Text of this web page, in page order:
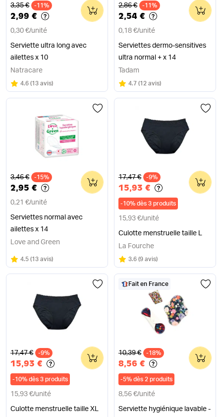
Ancien prix
3,35 € -11%
2,99 €
0,30 €/unité
Serviette ultra long avec
ailettes x 10
0
Natracare
Note
4.6 sur 5
(13 avis)
Ancien prix
2,86 € -11%
2,54 €
0,18 €/unité
Serviettes dermo-sensitives
ultra normal + x 14
0
Tadam
Note
4.7 sur 5
(12 avis)
Ancien prix
3,46 € -15%
2,95 €
0,21 €/unité
Serviettes normal avec
ailettes x 14
0
Love and Green
Note
4.5 sur 5
(13 avis)
Ancien prix
17,47 € -9%
15,93 €
-10% dès 3 produits
15,93 €/unité
Culotte menstruelle taille L
0
La Fourche
Note
3.6 sur 5
(9 avis)
Ancien prix
17,47 € -9%
15,93 €
-10% dès 3 produits
15,93 €/unité
Culotte menstruelle taille XL
0
Fait en France
Ancien prix
10,39 € -18%
8,56 €
-5% dès 2 produits
8,56 €/unité
Serviette hygiénique lavable -
0